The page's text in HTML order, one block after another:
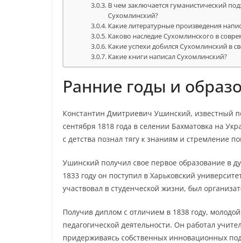
В чем заключается гуманистический
Сухомлинский?
Какие литературные произведения
Каково наследие Сухомлинского в
Какие успехи добился Сухомлинский в
Какие книги написал Сухомлинский?
Ранние годы и
Константин Дмитриевич Ушинский, известный
сентября 1818 года в селении Бахматовка на
с детства познал тягу к знаниям и стремление
Ушинский получил свое первое образование в
1833 году он поступил в Харьковский
участвовал в студенческой жизни, был
Получив диплом с отличием в 1838 году,
педагогической деятельности. Он работал
придерживаясь собственных инновационных